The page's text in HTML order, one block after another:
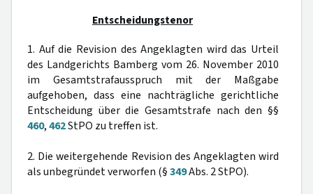
Entscheidungstenor
1. Auf die Revision des Angeklagten wird das Urteil
des Landgerichts Bamberg vom 26. November 2010
im Gesamtstrafausspruch mit der Maßgabe
aufgehoben, dass eine nachträgliche gerichtliche
Entscheidung über die Gesamtstrafe nach den §§
460,462StPO zu treffen ist.
2. Die weitergehende Revision des Angeklagten wird
als unbegründet verworfen (§349Abs. 2 StPO).